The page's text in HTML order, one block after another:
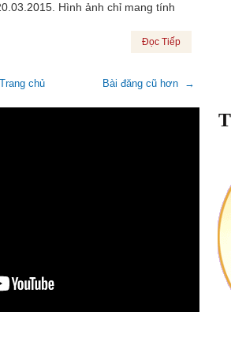
Hình ảnh chỉ mang tính
Đọc Tiếp
Bài đăng cũ hơn →
Trang chủ